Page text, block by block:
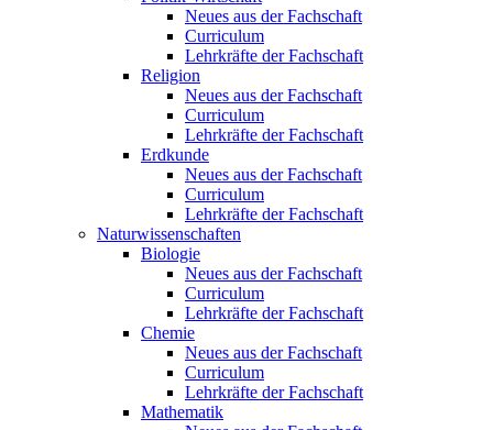
Neues aus der Fachschaft
Curriculum
Lehrkräfte der Fachschaft
Religion
Neues aus der Fachschaft
Curriculum
Lehrkräfte der Fachschaft
Erdkunde
Neues aus der Fachschaft
Curriculum
Lehrkräfte der Fachschaft
Naturwissenschaften
Biologie
Neues aus der Fachschaft
Curriculum
Lehrkräfte der Fachschaft
Chemie
Neues aus der Fachschaft
Curriculum
Lehrkräfte der Fachschaft
Mathematik